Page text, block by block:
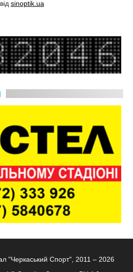
sinoptik.ua
"Черкаський Спорт", 2011 – 2026